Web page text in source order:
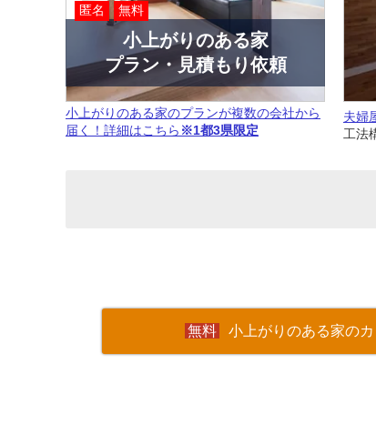
匿名 無料
小上がりのある家
プラン・見積もり依頼
小上がりのある家のプランが複数の会社から
届く！詳細はこちら ※1都3県限定
夫婦
工法
小上がりのある家の